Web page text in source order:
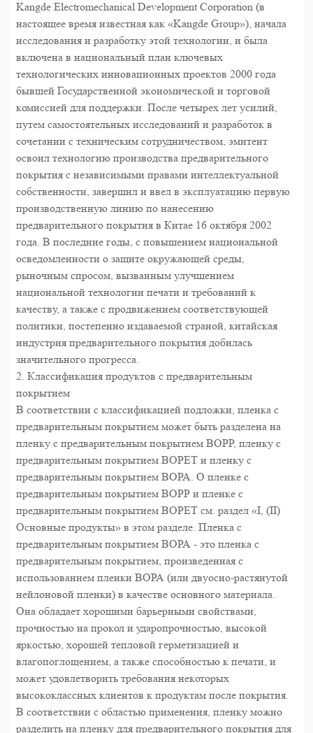
Kangde Electromechanical Development Corporation (в
настоящее время известная как «Kangde Group»), начала
исследования и разработку этой технологии, и была
включена в национальный план ключевых
технологических инновационных проектов 2000 года
бывшей Государственной экономической и торговой
комиссией для поддержки. После четырех лет усилий,
путем самостоятельных исследований и разработок в
сочетании с техническим сотрудничеством, эмитент
освоил технологию производства предварительного
покрытия с независимыми правами интеллектуальной
собственности, завершил и ввел в эксплуатацию первую
производственную линию по нанесению
предварительного покрытия в Китае 16 октября 2002
года. В последние годы, с повышением национальной
осведомленности о защите окружающей среды,
рыночным спросом, вызванным улучшением
национальной технологии печати и требований к
качеству, а также с продвижением соответствующей
политики, постепенно издаваемой страной, китайская
индустрия предварительного покрытия добилась
значительного прогресса.
2. Классификация продуктов с предварительным
покрытием
В соответствии с классификацией подложки, пленка с
предварительным покрытием может быть разделена на
пленку с предварительным покрытием BOPP, пленку с
предварительным покрытием BOPET и пленку с
предварительным покрытием BOPA. О пленке с
предварительным покрытием BOPP и пленке с
предварительным покрытием BOPET см. раздел «I, (II)
Основные продукты» в этом разделе. Пленка с
предварительным покрытием BOPA - это пленка с
предварительным покрытием, произведенная с
использованием пленки BOPA (или двуосно-растянутой
нейлоновой пленки) в качестве основного материала.
Она обладает хорошими барьерными свойствами,
прочностью на прокол и ударопрочностью, высокой
яркостью, хорошей тепловой герметизацией и
влагопоглощением, а также способностью к печати, и
может удовлетворить требования некоторых
высококлассных клиентов к продуктам после покрытия.
В соответствии с областью применения, пленку можно
разделить на пленку для предварительного покрытия для